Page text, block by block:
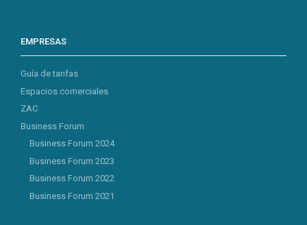
EMPRESAS
Guía de tarifas
Espacios comerciales
ZAC
Business Forum
Business Forum 2024
Business Forum 2023
Business Forum 2022
Business Forum 2021